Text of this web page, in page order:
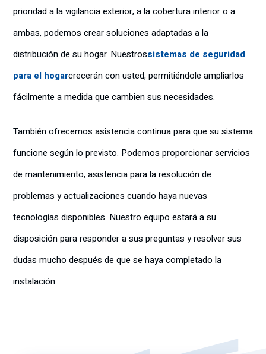
prioridad a la vigilancia exterior, a la cobertura interior o a
ambas, podemos crear soluciones adaptadas a la
distribución de su hogar. Nuestrossistemas de seguridad
para el hogarcrecerán con usted, permitiéndole ampliarlos
fácilmente a medida que cambien sus necesidades.
También ofrecemos asistencia continua para que su sistema
funcione según lo previsto. Podemos proporcionar servicios
de mantenimiento, asistencia para la resolución de
problemas y actualizaciones cuando haya nuevas
tecnologías disponibles. Nuestro equipo estará a su
disposición para responder a sus preguntas y resolver sus
dudas mucho después de que se haya completado la
instalación.